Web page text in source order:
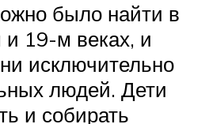
было найти в
19-м веках, и
исключительно
людей. Дети
и собирать